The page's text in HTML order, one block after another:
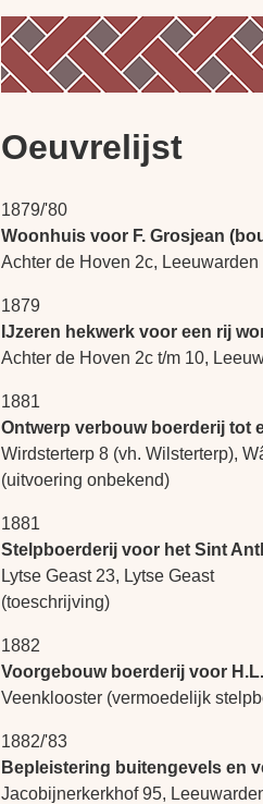
Oeuvrelijst
1879/'80
Woonhuis voor F. Grosjean
Achter de Hoven 2c, Leeuwarden
1879
IJzeren hekwerk voor een rij
Achter de Hoven 2c t/m 10,
1881
Ontwerp verbouw boerderij tot
Wirdsterterp 8 (vh. Wilsterterp),
(uitvoering onbekend)
1881
Stelpboerderij voor het Sint
Lytse Geast 23, Lytse Geast
(toeschrijving)
1882
Voorgebouw boerderij voor
Veenklooster (vermoedelijk
1882/'83
Bepleistering buitengevels en
Jacobijnerkerkhof 95,